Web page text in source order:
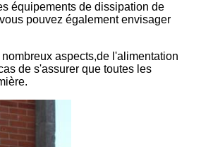
équipements de dissipation de
pouvez également envisager
aspects,de l'alimentation
de s'assurer que toutes les